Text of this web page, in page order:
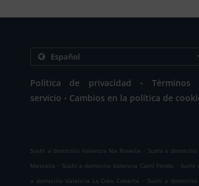
Política de privacidad .
Términos
servicio . Cambios en la política de
Sushi a domicilio Valencia Na Rovella . Sushi a
Mestalla . Sushi a domicilio Valencia Camí Fondo . Sushi
a domicilio Valencia La Creu Coberta . Sushi a domicilio